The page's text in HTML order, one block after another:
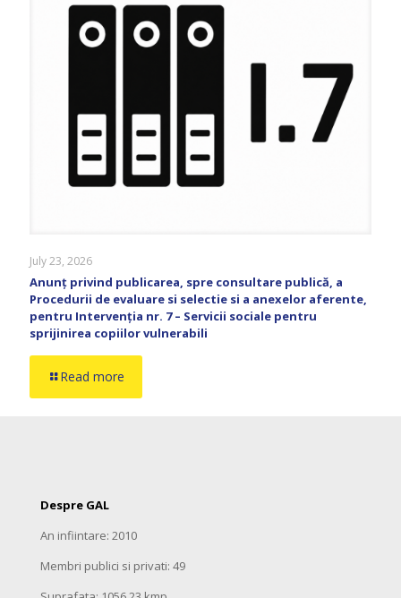
July 23, 2026
Anunț privind publicarea, spre consultare publică, a
Procedurii de evaluare si selectie si a anexelor aferente,
pentru Intervenția nr. 7 – Servicii sociale pentru
sprijinirea copiilor vulnerabili
Read more
Despre GAL
An infiintare: 2010
Membri publici si privati: 49